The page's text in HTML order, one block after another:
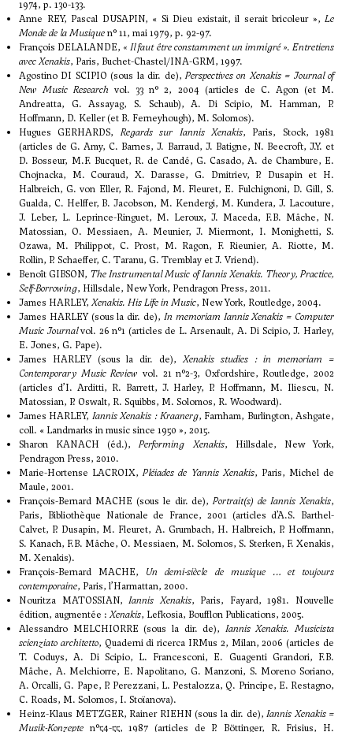
1974, p. 130-133.
Anne REY, Pascal DUSAPIN, « Si Dieu existait, il serait bricoleur », Le
Monde de la Musiquen° 11, mai 1979, p. 92-97.
François DELALANDE, « Il faut être constamment un immigré ». Entretiens
avec Xenakis, Paris, Buchet-Chastel/INA-GRM, 1997.
Agostino DI SCIPIO (sous la dir. de),Perspectives on Xenakis = Journal of
New Music Research vol. 33 n° 2, 2004 (articles de C. Agon (et M.
Andreatta, G. Assayag, S. Schaub), A. Di Scipio, M. Hamman, P.
Hoffmann, D. Keller (et B. Ferneyhough), M. Solomos).
Hugues GERHARDS, Regards sur Iannis Xenakis, Paris, Stock, 1981
(articles de G. Amy, C. Barnes, J. Barraud, J. Batigne, N. Beecroft, J.Y. et
D. Bosseur, M.F. Bucquet, R. de Candé, G. Casado, A. de Chambure, E.
Chojnacka, M. Couraud, X. Darasse, G. Dmitriev, P. Dusapin et H.
Halbreich, G. von Eller, R. Fajond, M. Fleuret, E. Fulchignoni, D. Gill, S.
Gualda, C. Helffer, B. Jacobson, M. Kendergi, M. Kundera, J. Lacouture,
J. Leber, L. Leprince-Ringuet, M. Leroux, J. Maceda, F.B. Mâche, N.
Matossian, O. Messiaen, A. Meunier, J. Miermont, I. Monighetti, S.
Ozawa, M. Philippot, C. Prost, M. Ragon, F. Rieunier, A. Riotte, M.
Rollin, P. Schaeffer, C. Taranu, G. Tremblay et J. Vriend).
Benoît GIBSON, The Instrumental Music of Iannis Xenakis. Theory, Practice,
Self-Borrowing, Hillsdale, New York, Pendragon Press, 2011.
James HARLEY,Xenakis. His Life in Music, New York, Routledge, 2004.
James HARLEY (sous la dir. de), In memoriam Iannis Xenakis = Computer
Music Journalvol. 26 n°1 (articles de L. Arsenault, A. Di Scipio, J. Harley,
E. Jones, G. Pape).
James HARLEY (sous la dir. de),Xenakis studies : in memoriam =
Contemporary Music Review vol. 21 n°2-3, Oxfordshire, Routledge, 2002
(articles d’I. Arditti, R. Barrett, J. Harley, P. Hoffmann, M. Iliescu, N.
Matossian, P. Oswalt, R. Squibbs, M. Solomos, R. Woodward).
James HARLEY, Iannis Xenakis : Kraanerg, Farnham, Burlington, Ashgate,
coll. « Landmarks in music since 1950 », 2015.
Sharon KANACH (éd.),Performing Xenakis, Hillsdale, New York,
Pendragon Press, 2010.
Marie-Hortense LACROIX,Pléiades de Yannis Xenakis, Paris, Michel de
Maule, 2001.
François-Bernard MACHE (sous le dir. de),Portrait(s) de Iannis Xenakis,
Paris, Bibliothèque Nationale de France, 2001 (articles d’A.S. Barthel-
Calvet, P. Dusapin, M. Fleuret, A. Grumbach, H. Halbreich, P. Hoffmann,
S. Kanach, F.B. Mâche, O. Messiaen, M. Solomos, S. Sterken, F. Xenakis,
M. Xenakis).
François-Bernard MACHE, Un demi-siècle de musique … et toujours
contemporaine, Paris, l’Harmattan, 2000.
Nouritza MATOSSIAN,Iannis Xenakis, Paris, Fayard, 1981. Nouvelle
édition, augmentée :Xenakis, Lefkosia, Boufflon Publications, 2005.
Alessandro MELCHIORRE (sous la dir. de), Iannis Xenakis. Musicista
scienziato architetto, Quaderni di ricerca IRMus 2, Milan, 2006 (articles de
T. Coduys, A. Di Scipio, L. Francesconi, E. Guagenti Grandori, F.B.
Mâche, A. Melchiorre, E. Napolitano, G. Manzoni, S. Moreno Soriano,
A. Orcalli, G. Pape, P. Perezzani, L. Pestalozza, Q. Principe, E. Restagno,
C. Roads, M. Solomos, I. Stoïanova).
Heinz-Klaus METZGER, Rainer RIEHN (sous la dir. de), Iannis Xenakis =
Musik-Konzepte n°54-55, 1987 (articles de P. Böttinger, R. Frisius, H.